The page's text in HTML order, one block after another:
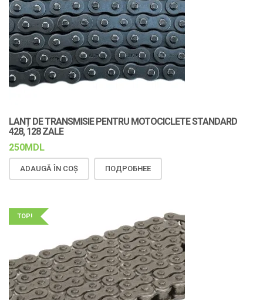
LANȚ DE TRANSMISIE PENTRU MOTOCICLETE STANDARD
428, 128 ZALE
250MDL
ADAUGĂ ÎN COȘ ПОДРОБНЕЕ
TOP!